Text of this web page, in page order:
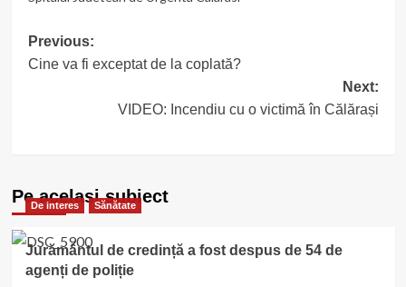
Post
navigation
Previous:
Cine va fi exceptat de la coplată?
Next:
VIDEO: Incendiu cu o victimă în Călărași
Pe acelasi subiect
De interes Sănătate
Jurământul de credință a fost despus de 54 de
agenți de poliție